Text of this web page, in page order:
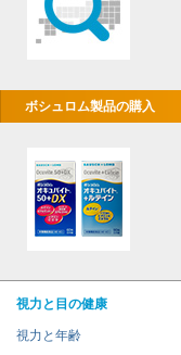
ボシュロム製品の購入
視力と目の健康
視力と年齢